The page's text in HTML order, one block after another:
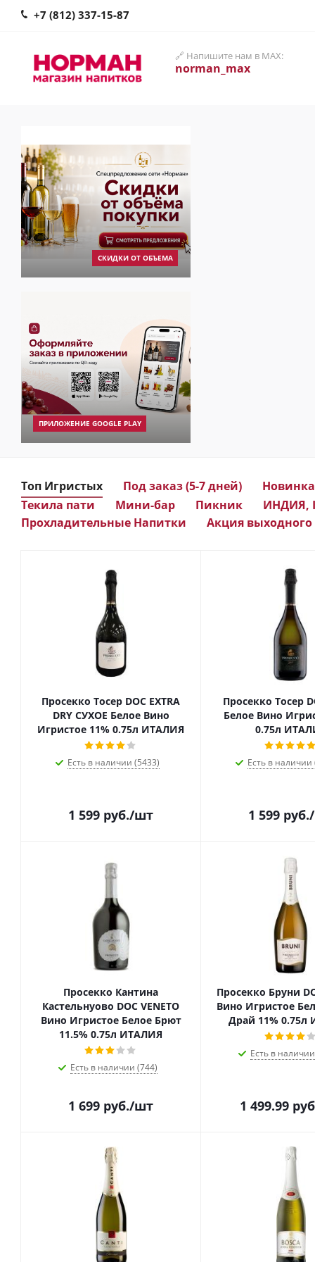
+7 (812) 337-15-87
🔗 Напишите нам в MAX:
norman_max
СКИДКИ ОТ ОБЪЕМА
ПРИЛОЖЕНИЕ GOOGLE PLAY
Топ Игристых Под заказ (5-7 дней)
Новинка
Текила пати
Мини-бар Пикник
ИНДИЯ,
Прохладительные Напитки
Акция выходного
Просекко Тосер DOC EXTRA
DRY СУХОЕ Белое Вино
Игристое 11% 0.75л ИТАЛИЯ
Есть в наличии (5433)
1 599 руб./шт
Просекко Тосер
Белое Вино
0.75л
Есть в наличии
1 599 руб.
Просекко Кантина
Кастельнуово DOC VENETO
Вино Игристое Белое Брют
11.5% 0.75л ИТАЛИЯ
Есть в наличии (744)
1 699 руб./шт
Просекко Бруни
Вино Игристое
Драй 11% 0.75л
Есть в
1 499.99